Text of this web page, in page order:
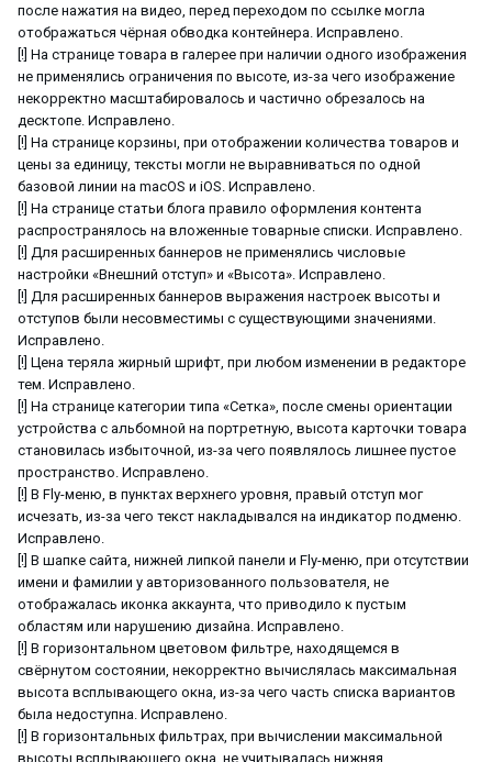
после нажатия на видео, перед переходом по ссылке могла
отображаться чёрная обводка контейнера. Исправлено.
[!] На странице товара в галерее при наличии одного изображения
не применялись ограничения по высоте, из-за чего изображение
некорректно масштабировалось и частично обрезалось на
десктопе. Исправлено.
[!] На странице корзины, при отображении количества товаров и
цены за единицу, тексты могли не выравниваться по одной
базовой линии на macOS и iOS. Исправлено.
[!] На странице статьи блога правило оформления контента
распространялось на вложенные товарные списки. Исправлено.
[!] Для расширенных баннеров не применялись числовые
настройки «Внешний отступ» и «Высота». Исправлено.
[!] Для расширенных баннеров выражения настроек высоты и
отступов были несовместимы с существующими значениями.
Исправлено.
[!] Цена теряла жирный шрифт, при любом изменении в редакторе
тем. Исправлено.
[!] На странице категории типа «Сетка», после смены ориентации
устройства с альбомной на портретную, высота карточки товара
становилась избыточной, из-за чего появлялось лишнее пустое
пространство. Исправлено.
[!] В Fly-меню, в пунктах верхнего уровня, правый отступ мог
исчезать, из-за чего текст накладывался на индикатор подменю.
Исправлено.
[!] В шапке сайта, нижней липкой панели и Fly-меню, при отсутствии
имени и фамилии у авторизованного пользователя, не
отображалась иконка аккаунта, что приводило к пустым
областям или нарушению дизайна. Исправлено.
[!] В горизонтальном цветовом фильтре, находящемся в
свёрнутом состоянии, некорректно вычислялась максимальная
высота всплывающего окна, из-за чего часть списка вариантов
была недоступна. Исправлено.
[!] В горизонтальных фильтрах, при вычислении максимальной
высоты всплывающего окна, не учитывалась нижняя